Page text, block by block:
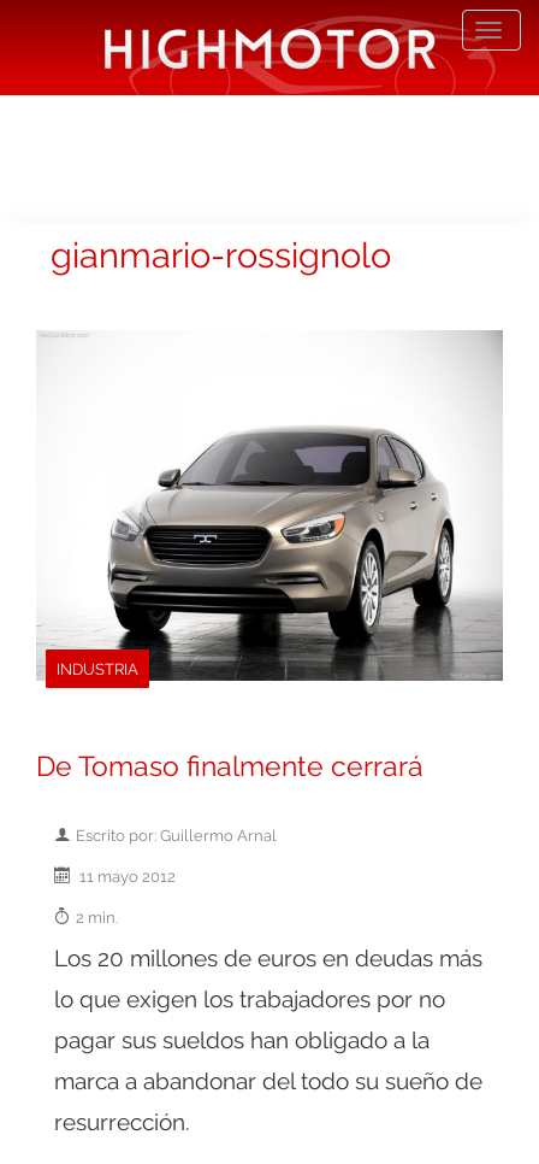
gianmario-rossignolo
INDUSTRIA
De Tomaso finalmente cerrará
Escrito por: Guillermo Arnal
11 mayo 2012
2 min.
Los 20 millones de euros en deudas más
lo que exigen los trabajadores por no
pagar sus sueldos han obligado a la
marca a abandonar del todo su sueño de
resurrección.